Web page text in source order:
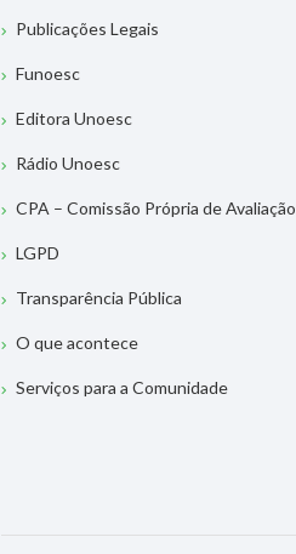
Publicações Legais
Funoesc
Editora Unoesc
Rádio Unoesc
CPA – Comissão Própria de Avaliação
LGPD
Transparência Pública
O que acontece
Serviços para a Comunidade